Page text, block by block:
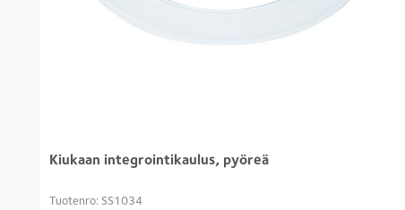
Kiukaan integrointikaulus, pyöreä
Tuotenro: SS1034